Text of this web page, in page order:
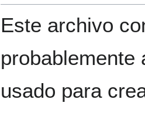
Este archivo
probablemente
usado para